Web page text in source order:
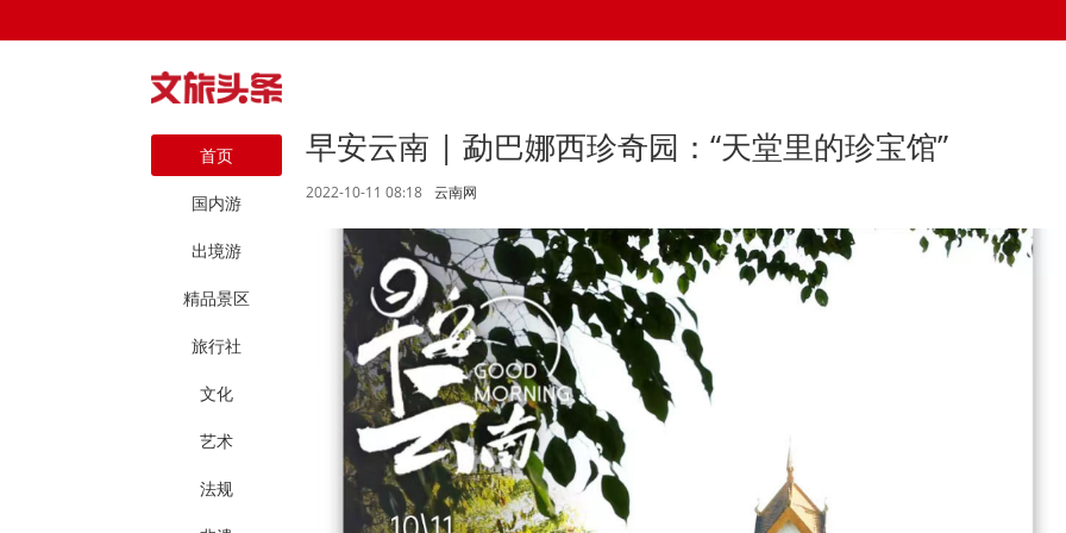
首页
国内游
出境游
精品景区
旅行社
文化
艺术
法规
早安云南 | 勐巴娜西珍奇园：“天堂里的珍宝馆”
2022-10-11 08:18 云南网